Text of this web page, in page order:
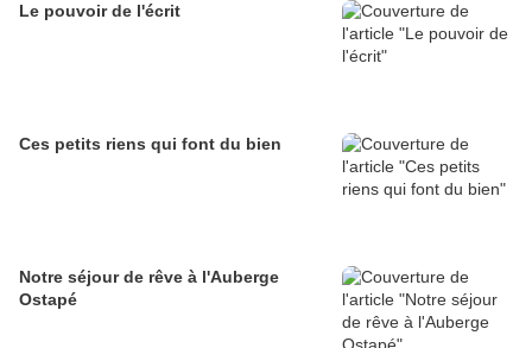
Le pouvoir de l'écrit
Ces petits riens qui font du bien
Notre séjour de rêve à l'Auberge
Ostapé